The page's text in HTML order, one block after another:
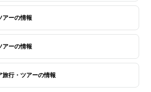
アーの情報
アーの情報
旅行・ツアーの情報